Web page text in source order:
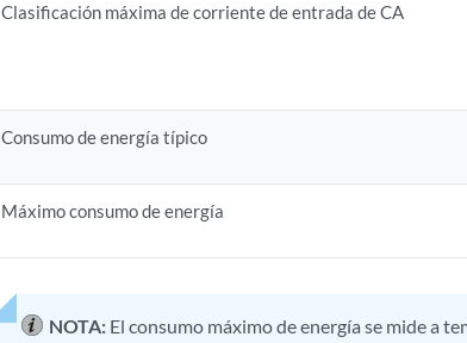
Clasificación máxima de corriente de entrada de CA
Consumo de energía típico
Máximo consumo de energía
NOTA: El consumo máximo de energía se mide a